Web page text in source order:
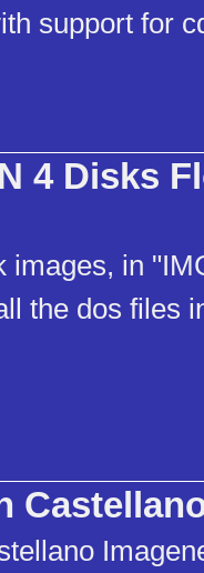
support for
4 Disks
images, in
the dos files